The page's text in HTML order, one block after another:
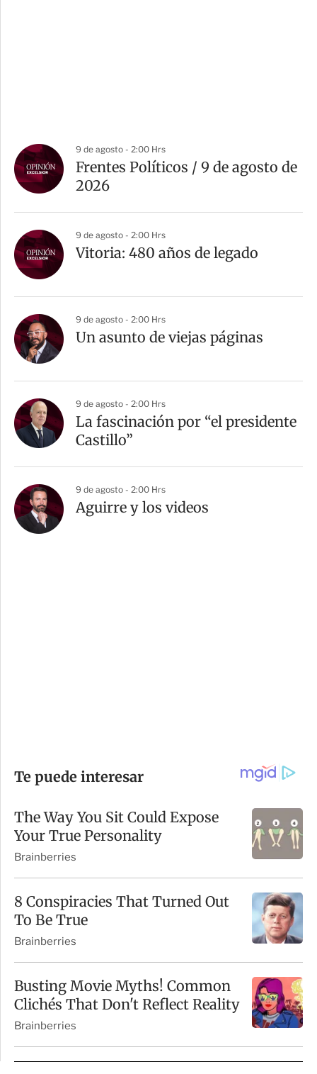
9 de agosto - 2:00 Hrs
Frentes Políticos / 9 de agosto de
2026
9 de agosto - 2:00 Hrs
Vitoria: 480 años de legado
9 de agosto - 2:00 Hrs
Un asunto de viejas páginas
9 de agosto - 2:00 Hrs
La fascinación por “el presidente
Castillo”
9 de agosto - 2:00 Hrs
Aguirre y los videos